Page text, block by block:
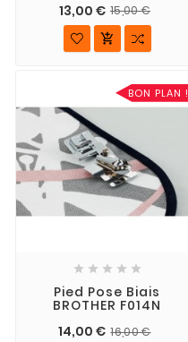
13,00 € 15,00 €

BON PLAN !
    
Pied Pose Biais
BROTHER F014N
14,00 € 16,00 €